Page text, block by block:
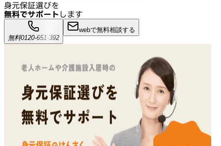
身元保証選びを
無料でサポート します
無料0120-651-392
webで無料相談する